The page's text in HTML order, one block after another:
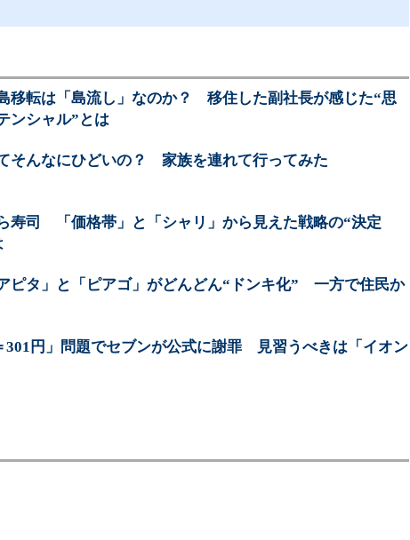
移転は「島流し」なのか？ 移住した副社長が感じた“思
ンシャル”とは
そんなにひどいの？ 家族を連れて行ってみた
寿司 「価格帯」と「シャリ」から見えた戦略の“決定
ピタ」と「ピアゴ」がどんどん“ドンキ化” 一方で住民か
301円」問題でセブンが公式に謝罪 見習うべきは「イオン